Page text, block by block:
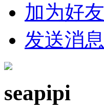
加为好友
发送消息
seapipi